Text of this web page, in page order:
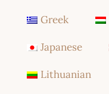
Greek
Japanese
Lithuanian